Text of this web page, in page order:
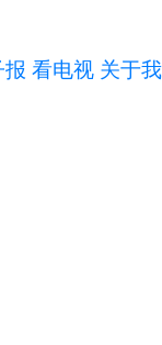
报 看电视 关于我